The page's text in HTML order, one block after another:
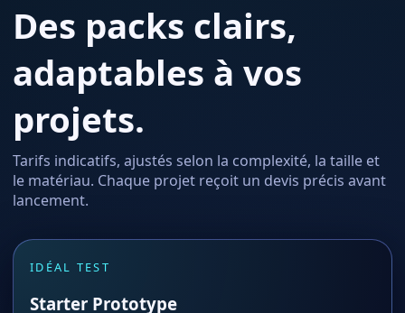
Des packs clairs,
adaptables à vos
projets.
Tarifs indicatifs, ajustés selon la complexité, la taille et
le matériau. Chaque projet reçoit un devis précis avant
lancement.
IDÉAL TEST
Starter Prototype